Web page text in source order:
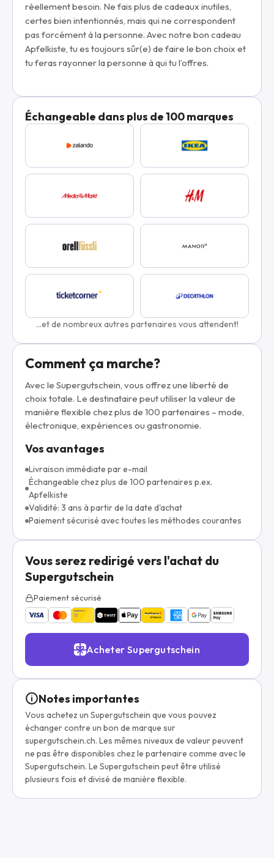
réellement besoin. Ne fais plus de cadeaux inutiles,
certes bien intentionnés, mais qui ne correspondent
pas forcément à la personne. Avec notre bon cadeau
Apfelkiste, tu es toujours sûr(e) de faire le bon choix et
tu feras rayonner la personne à qui tu l’offres.
Échangeable dans plus de 100 marques
...et de nombreux autres partenaires vous attendent!
Comment ça marche?
Avec le Supergutschein, vous offrez une liberté de
choix totale. Le destinataire peut utiliser la valeur de
manière flexible chez plus de 100 partenaires – mode,
électronique, expériences ou gastronomie.
Vos avantages
Livraison immédiate par e-mail
Échangeable chez plus de 100 partenaires p.ex.
Apfelkiste
Validité: 3 ans à partir de la date d'achat
Paiement sécurisé avec toutes les méthodes courantes
Vous serez redirigé vers l'achat du
Supergutschein
Paiement sécurisé
Acheter Supergutschein
Notes importantes
Vous achetez un Supergutschein que vous pouvez
échanger contre un bon de marque sur
supergutschein.ch. Les mêmes niveaux de valeur peuvent
ne pas être disponibles chez le partenaire comme avec le
Supergutschein. Le Supergutschein peut être utilisé
plusieurs fois et divisé de manière flexible.